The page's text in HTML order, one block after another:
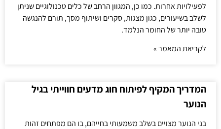
לפעילויות אחרות. כמו כן, המגוון הרחב של כלים טכנולוגיים שניתן
לשלב בשיעורים, כגון מצגות, סקרים ושיתוף מסך, תורם להנגשה
טובה יותר של החומר הנלמד.
לקריאת המאמר »
המדריך המקיף לפיתוח חוג מדעים חווייתי בגיל
הנוער
בני הנוער מצויים בשלב משמעותי בחייהם, בו הם מפתחים זהות